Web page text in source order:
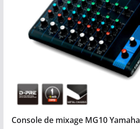
Console de mixage MG10 Yamaha